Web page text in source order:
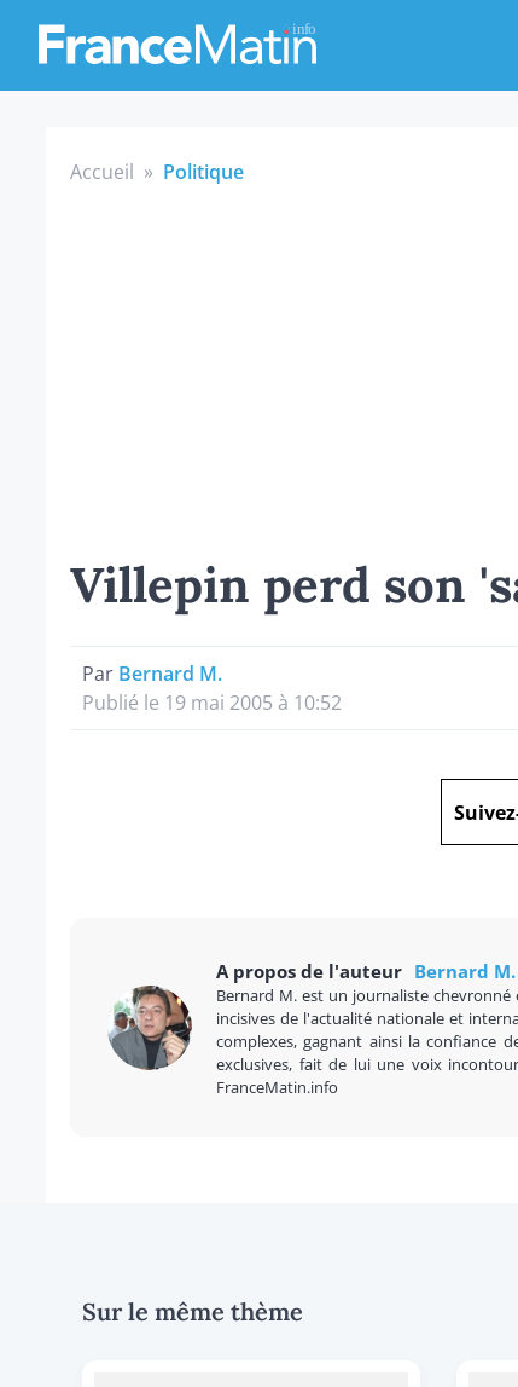
Accueil » Politique
Villepin perd son
Par Bernard M.
Publié le 19 mai 2005 à 10:52
A propos de l'auteur Bernard M.
Bernard M. est un journaliste
incisives de l'actualité nationale et
complexes, gagnant ainsi la confiance
exclusives, fait de lui une voix
FranceMatin.info
Sur le même thème